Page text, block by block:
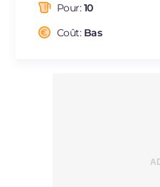
Pour:10
Coût: Bas